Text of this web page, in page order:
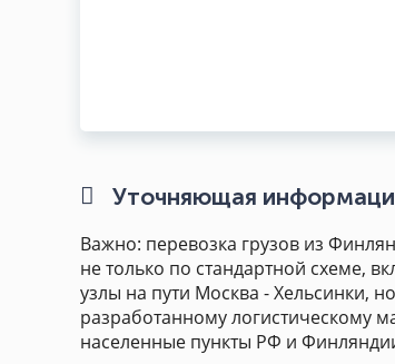
Уточняющая
Важно: перевозка грузов из
не только по стандартной схеме,
узлы на пути Москва - Хельсинки,
разработанному логистическому
населенные пункты РФ и